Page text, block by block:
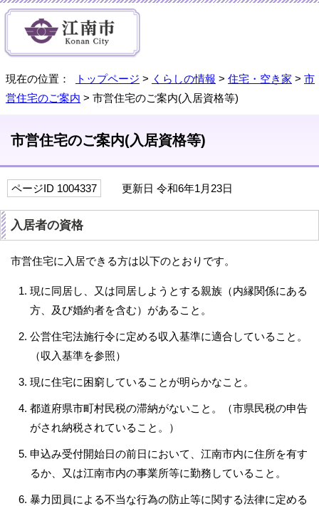
現在の位置： トップページ > くらしの情報 > 住宅・空き家 > 市
営住宅のご案内 > 市営住宅のご案内(入居資格等)
市営住宅のご案内(入居資格等)
ページID 1004337 更新日 令和6年1月23日
入居者の資格
市営住宅に入居できる方は以下のとおりです。
現に同居し、又は同居しようとする親族（内縁関係にある
方、及び婚約者を含む）があること。
公営住宅法施行令に定める収入基準に適合していること。
（収入基準を参照）
現に住宅に困窮していることが明らかなこと。
都道府県市町村民税の滞納がないこと。（市県民税の申告
がされ納税されていること。）
申込み受付開始日の前日において、江南市内に住所を有す
るか、又は江南市内の事業所等に勤務していること。
暴力団員による不当な行為の防止等に関する法律に定める